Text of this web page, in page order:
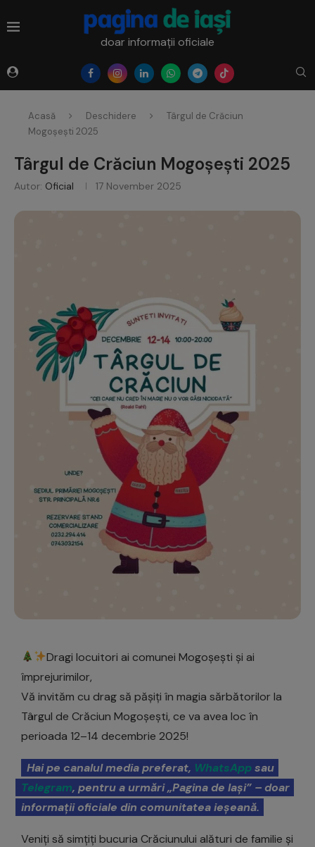
doar informații oficiale
Acasă Deschidere
Târgul de Crăciun
Mogoșești 2025
Târgul de Crăciun Mogoșești 2025
Autor: Oficial 17 November 2025
Dragi locuitori ai comunei Mogoșești și ai
împrejurimilor,
Vă invităm cu drag să pășiți în magia sărbătorilor la
Târgul de Crăciun Mogoșești, ce va avea loc în
perioada 12–14 decembrie 2025!
Hai pe canalul media preferat, WhatsAppsau
Telegram, pentru a urmări „Pagina de Iași” – doar
informații oficiale din comunitatea ieșeană.
Veniți să simțiți bucuria Crăciunului alături de familie și